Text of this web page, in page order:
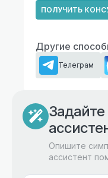
ПОЛУЧИТЬ
Другие
Телеграм
Опишите
ассистент